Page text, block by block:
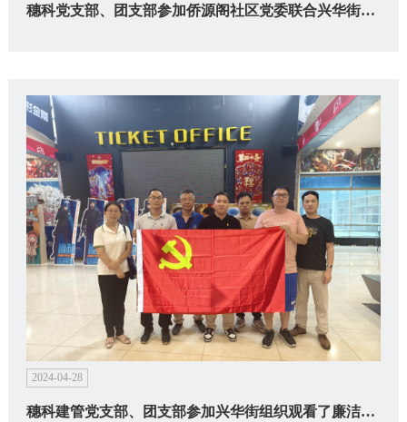
穗科党支部、团支部参加侨源阁社区党委联合兴华街环卫站开展“爱国卫生运动”环境卫生整治大清扫行动
2024-04-28
穗科建管党支部、团支部参加兴华街组织观看了廉洁文化建设主题观影活动